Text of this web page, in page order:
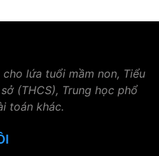
lứa tuổi mầm non, Tiểu
(THCS), Trung học phổ
toán khác.